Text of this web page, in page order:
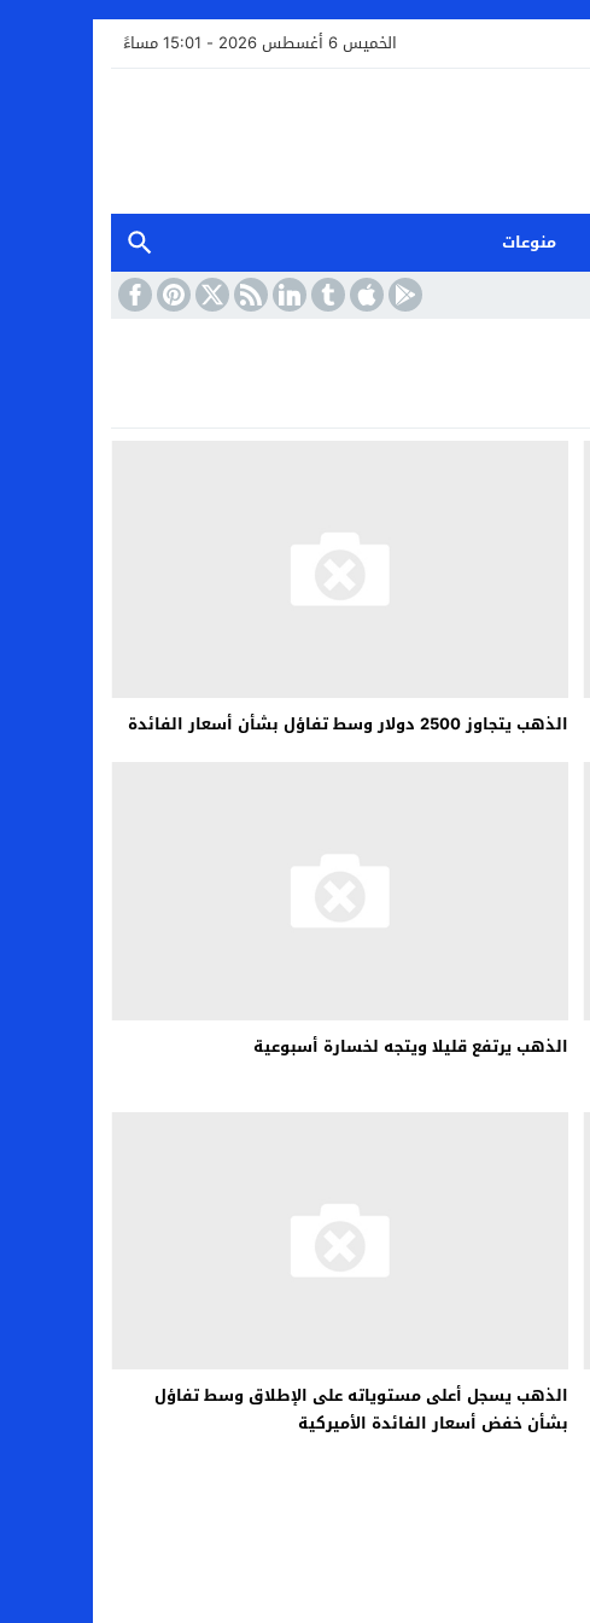
الخميس 6 أغسطس 2026 - 15:01 مساءً
منوعات
الذهب يتجاوز 2500 دولار وسط تفاؤل بشأن أسعار الفائدة
الذهب يرتفع قليلا ويتجه لخسارة أسبوعية
الذهب يسجل أعلى مستوياته على الإطلاق وسط تفاؤل
بشأن خفض أسعار الفائدة الأميركية